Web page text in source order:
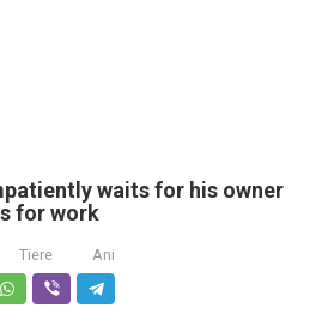
waits for his owner
for work
Tiere Ani